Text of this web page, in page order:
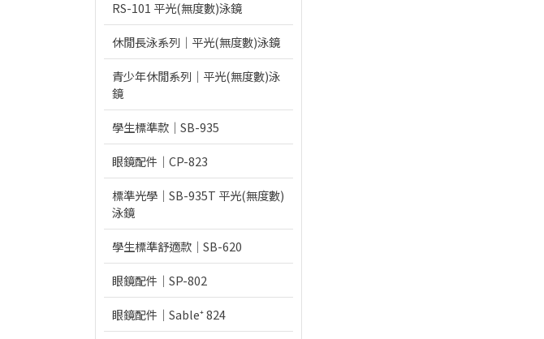
RS-101 平光(無度數)泳鏡
休閒長泳系列｜平光(無度數)泳鏡
青少年休閒系列｜平光(無度數)泳
鏡
學生標準款｜SB-935
眼鏡配件｜CP-823
標準光學｜SB-935T 平光(無度數)
泳鏡
學生標準舒適款｜SB-620
眼鏡配件｜SP-802
眼鏡配件｜Sable⁺ 824